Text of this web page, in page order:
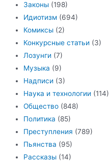
Законы (198)
Идиотизм (694)
Комиксы (2)
Конкурсные статьи (3)
Лозунги (7)
Музыка (9)
Надписи (3)
Наука и технологии (114)
Общество (848)
Политика (85)
Преступления (789)
Пьянства (95)
Рассказы (14)